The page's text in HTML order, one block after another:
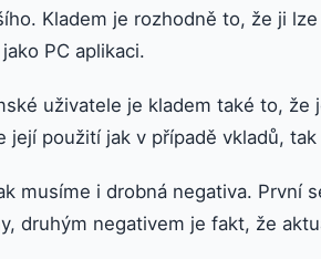
Kladem je rozhodně to, že ji
PC aplikaci.
uživatele je kladem také to,
její použití jak v případě vkladů,
musíme i drobná negativa. První
druhým negativem je fakt, že